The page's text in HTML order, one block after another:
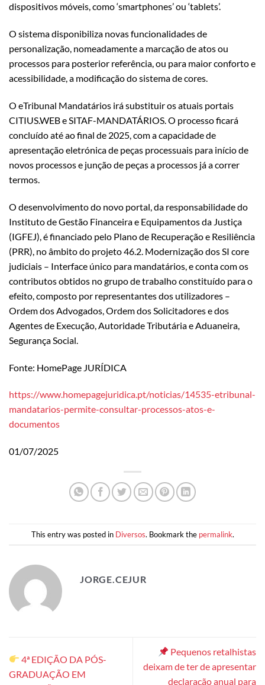
dispositivos móveis, como ‘smartphones’ ou ‘tablets’.
O sistema disponibiliza novas funcionalidades de
personalização, nomeadamente a marcação de atos ou
processos para posterior referência, ou para maior conforto e
acessibilidade, a modificação do sistema de cores.
O eTribunal Mandatários irá substituir os atuais portais
CITIUS.WEB e SITAF-MANDATÁRIOS. O processo ficará
concluído até ao final de 2025, com a capacidade de
apresentação eletrónica de peças processuais para início de
novos processos e junção de peças a processos já a correr
termos.
O desenvolvimento do novo portal, da responsabilidade do
Instituto de Gestão Financeira e Equipamentos da Justiça
(IGFEJ), é financiado pelo Plano de Recuperação e Resiliência
(PRR), no âmbito do projeto 46.2. Modernização dos SI core
judiciais – Interface único para mandatários, e conta com os
contributos obtidos no grupo de trabalho constituído para o
efeito, composto por representantes dos utilizadores –
Ordem dos Advogados, Ordem dos Solicitadores e dos
Agentes de Execução, Autoridade Tributária e Aduaneira,
Segurança Social.
Fonte: HomePage JURÍDICA
https://www.homepagejuridica.pt/noticias/14535-etribunal-
mandatarios-permite-consultar-processos-atos-e-
documentos
01/07/2025
This entry was posted in Diversos. Bookmark the permalink.
JORGE.CEJUR
4ª EDIÇÃO DA PÓS-
GRADUAÇÃO EM
Pequenos retalhistas
deixam de ter de apresentar
declaração anual para